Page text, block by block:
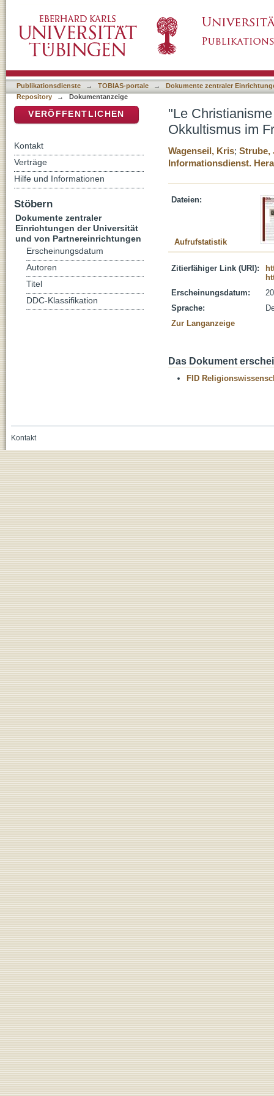
Jahrhunderts
Publikationsdienste → TOBIAS-portale →
Dokumente zentraler
Repository
→ Dokumentanzeige
"Le
Okkultismus im
Wagenseil, Kris; Strube,
Informationsdienst.
Dateien:
Aufrufstatistik
Zitierfähiger Link (URI):
Erscheinungsdatum:
Sprache:
Zur Langanzeige
Das Dokument
FID
VERÖFFENTLICHEN
Kontakt
Verträge
Hilfe und Informationen
Stöbern
Dokumente zentraler
Einrichtungen der Universität
und von Partnereinrichtungen
Erscheinungsdatum
Autoren
Titel
DDC-Klassifikation
Kontakt